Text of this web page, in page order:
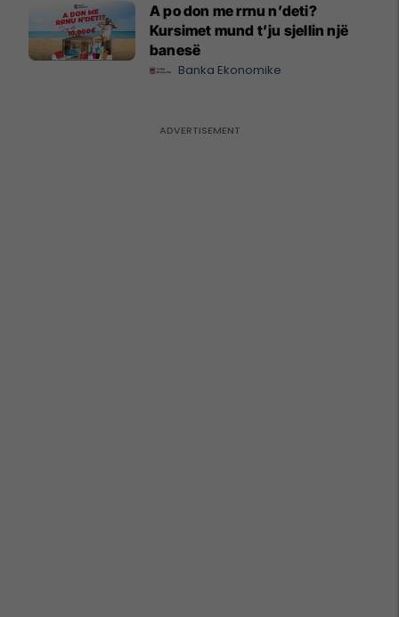
A po don me rrnu n’deti?
Kursimet mund t’ju sjellin një
banesë
Banka Ekonomike